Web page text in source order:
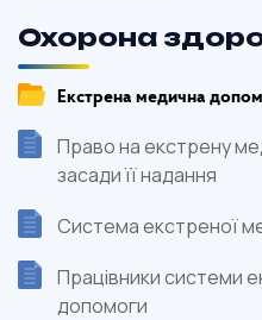
Охорона
Екстрена медична
Право на екстрену
засади її надання
Система екстреної
Працівники системи
допомоги